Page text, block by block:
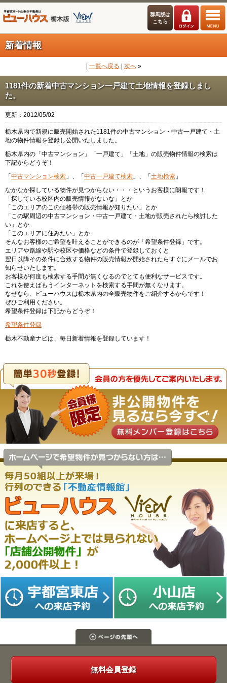
群馬版は
こちら
新着情報
一覧へ戻る 次へ»
1181件の新着中古マンション一戸建て土地情報を登録しまし
た。
更新：2012/05/02
栃木県内で新規に販売開始された1181件の中古マンション・中古一戸建て・土
地の物件情報を登録し公開いたしました。
栃木県内の「中古マンション」「一戸建て」「土地」の販売物件情報の検索は
下記からどうぞ！
「 中古マンション検索 」、「 中古一戸建て検索 」、「 土地検索 」
なかなか探している物件が見つからない・・・というお客様に朗報です！
「探している校区内の販売情報がないな」とか
「このエリアのこの価格帯の販売情報が知りたい」とか
「この駅周辺の中古マンション・中古一戸建て・土地が販売されたら検討した
い」とか
「このエリアに住みたい」とか
そんなお客様のご希望を叶えることができるのが「希望条件登録」です。
エリアや路線や駅や校区や価格などの条件で登録しておくと
翌日以降その条件に合致する物件の販売情報が開始されたらすぐにメールでお
知らせいたします。
お客様が何度も検索する手間が無くなるのでとても便利なサービスです。
これを使えばもうインターネットを検索する手間が無くなります。
なぜなら、ビューハウスは栃木県内の全販売物件をご紹介するからです！
ぜひご利用ください。
希望条件登録は下記からどうぞ！
希望条件登録
栃木不動産ナビは、毎日新着情報を登録しています！
無料会員登録